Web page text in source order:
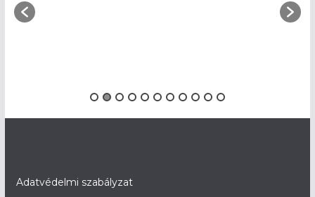
Adatvédelmi szabályzat